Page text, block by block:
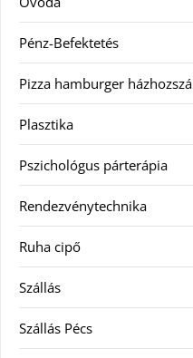
Pénz-Befektetés
Pizza hamburger
Plasztika
Pszichológus párterápia
Rendezvénytechnika
Ruha cipő
Szállás
Szállás Pécs